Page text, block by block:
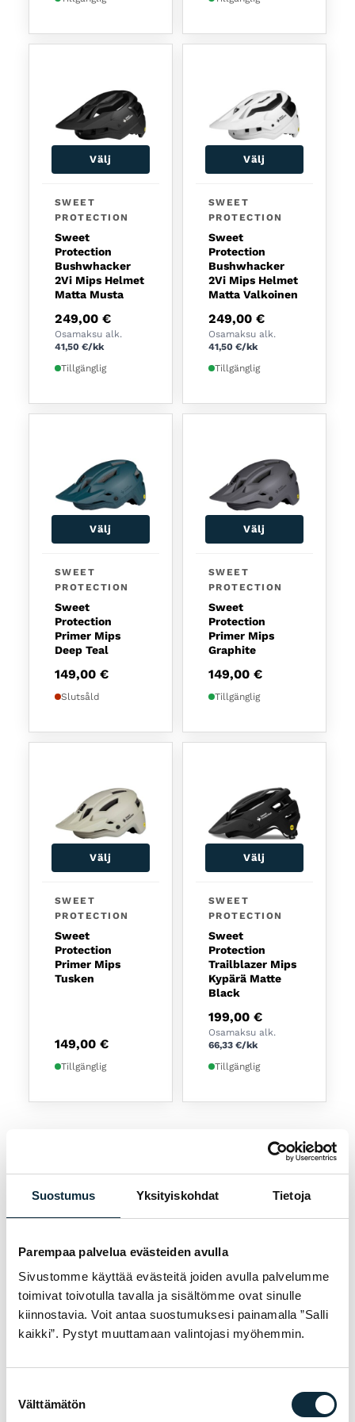
Suostumus Yksityiskohdat Tietoja
Parempaa palvelua evästeiden avulla
Sivustomme käyttää evästeitä joiden avulla palvelumme
toimivat toivotulla tavalla ja sisältömme ovat sinulle
kiinnostavia. Voit antaa suostumuksesi painamalla ”Salli
kaikki”. Pystyt muuttamaan valintojasi myöhemmin.
valinta
Välttämätön
Välj
SWEET
PROTECTION
Sweet
Protection
Bushwhacker
2Vi Mips Helmet
Matta Musta
249,00 €
Osamaksu alk.
41,50 €/kk
Tillgänglig
Välj
SWEET
PROTECTION
Sweet
Protection
Bushwhacker
2Vi Mips Helmet
Matta Valkoinen
249,00 €
Osamaksu alk.
41,50 €/kk
Tillgänglig
Välj
SWEET
PROTECTION
Sweet
Protection
Primer Mips
Deep Teal
149,00 €
Slutsåld
Välj
SWEET
PROTECTION
Sweet
Protection
Primer Mips
Graphite
149,00 €
Tillgänglig
Välj
SWEET
PROTECTION
Sweet
Protection
Primer Mips
Tusken
149,00 €
Tillgänglig
Välj
SWEET
PROTECTION
Sweet
Protection
Trailblazer Mips
Kypärä Matte
Black
199,00 €
Osamaksu alk.
66,33 €/kk
Tillgänglig
1 2 →
Mountainbike-hjälmar - maximalt skydd för
krävande terrängkörning
Mountainbike ställer höga krav på både
av de viktigaste delarna av